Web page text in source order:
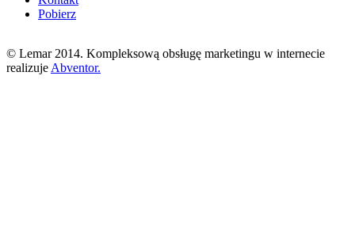
Pobierz
© Lemar 2014. Kompleksową obsługę marketingu w internecie
realizujeAbventor.